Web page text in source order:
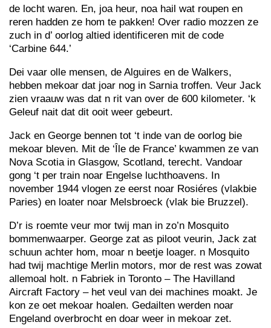
de locht waren. En, joa heur, noa hail wat roupen en
reren hadden ze hom te pakken! Over radio mozzen ze
zuch in d’ oorlog altied identificeren mit de code
‘Carbine 644.’
Dei vaar olle mensen, de Alguires en de Walkers,
hebben mekoar dat joar nog in Sarnia troffen. Veur Jack
zien vraauw was dat n rit van over de 600 kilometer. ‘k
Geleuf nait dat dit ooit weer gebeurt.
Jack en George bennen tot ‘t inde van de oorlog bie
mekoar bleven. Mit de ‘Île de France’ kwammen ze van
Nova Scotia in Glasgow, Scotland, terecht. Vandoar
gong ‘t per train noar Engelse luchthoavens. In
november 1944 vlogen ze eerst noar Rosiéres (vlakbie
Paries) en loater noar Melsbroeck (vlak bie Bruzzel).
D’r is roemte veur mor twij man in zo’n Mosquito
bommenwaarper. George zat as piloot veurin, Jack zat
schuun achter hom, moar n beetje loager. n Mosquito
had twij machtige Merlin motors, mor de rest was zowat
allemoal holt. n Fabriek in Toronto – The Havilland
Aircraft Factory – het veul van dei machines moakt. Je
kon ze oet mekoar hoalen. Gedailten werden noar
Engeland overbrocht en doar weer in mekoar zet.